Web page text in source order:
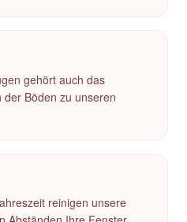
gehört auch das
Böden zu unseren
reinigen unsere